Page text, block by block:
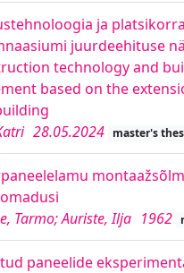
ja
juurdeehituse
technology and
based on the
28.05.2024 master's
Tarmo; Auriste, Ilja 1962
paneelide